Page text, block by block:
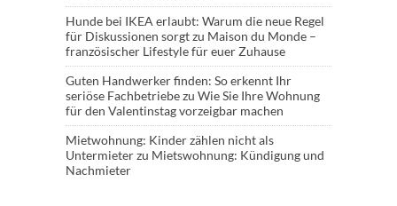
Hunde bei IKEA erlaubt: Warum die neue Regel
für Diskussionen sorgtzu Maison du Monde –
französischer Lifestyle für euer Zuhause
Guten Handwerker finden: So erkennt Ihr
seriöse Fachbetriebezu Wie Sie Ihre Wohnung
für den Valentinstag vorzeigbar machen
Mietwohnung: Kinder zählen nicht als
Untermieterzu Mietswohnung: Kündigung und
Nachmieter